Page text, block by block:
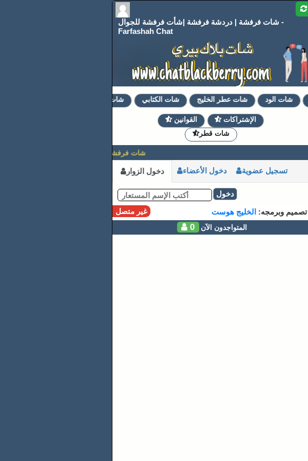
شات فرفشة | دردشة فرفشة |شأت فرفشة للجوال -
Farfashah Chat
شات دلع روحي شات الكتابي شات عطر الخليج شات الود
القوانين
الإشتراكات
شات قطر
شات فرفشة | دردشة فرفشة | شات فرفشة للجوال
دخول الزوار دخول الأعضاء تسجيل عضوية
دخول
غير متصل
تصميم وبرمجه: الخليج هوست
0 المتواجدون الآن